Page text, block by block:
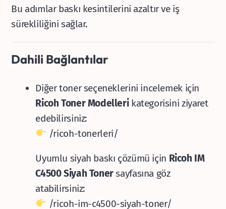
Bu adımlar baskı kesintilerini azaltır ve iş
sürekliliğini sağlar.
Dahili Bağlantılar
Diğer toner seçeneklerini incelemek için
Ricoh Toner Modellerikategorisini ziyaret
edebilirsiniz:
/ricoh-tonerleri/
Uyumlu siyah baskı çözümü için Ricoh IM
C4500 Siyah Tonersayfasına göz
atabilirsiniz:
/ricoh-im-c4500-siyah-toner/